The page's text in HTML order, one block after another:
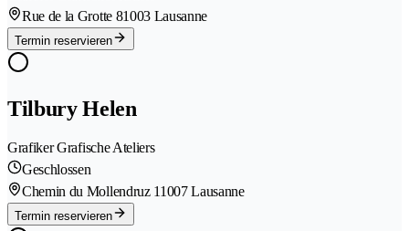
Rue de la Grotte 81003 Lausanne
Termin reservieren
Tilbury Helen
Grafiker Grafische Ateliers
Geschlossen
Chemin du Mollendruz 11007 Lausanne
Termin reservieren